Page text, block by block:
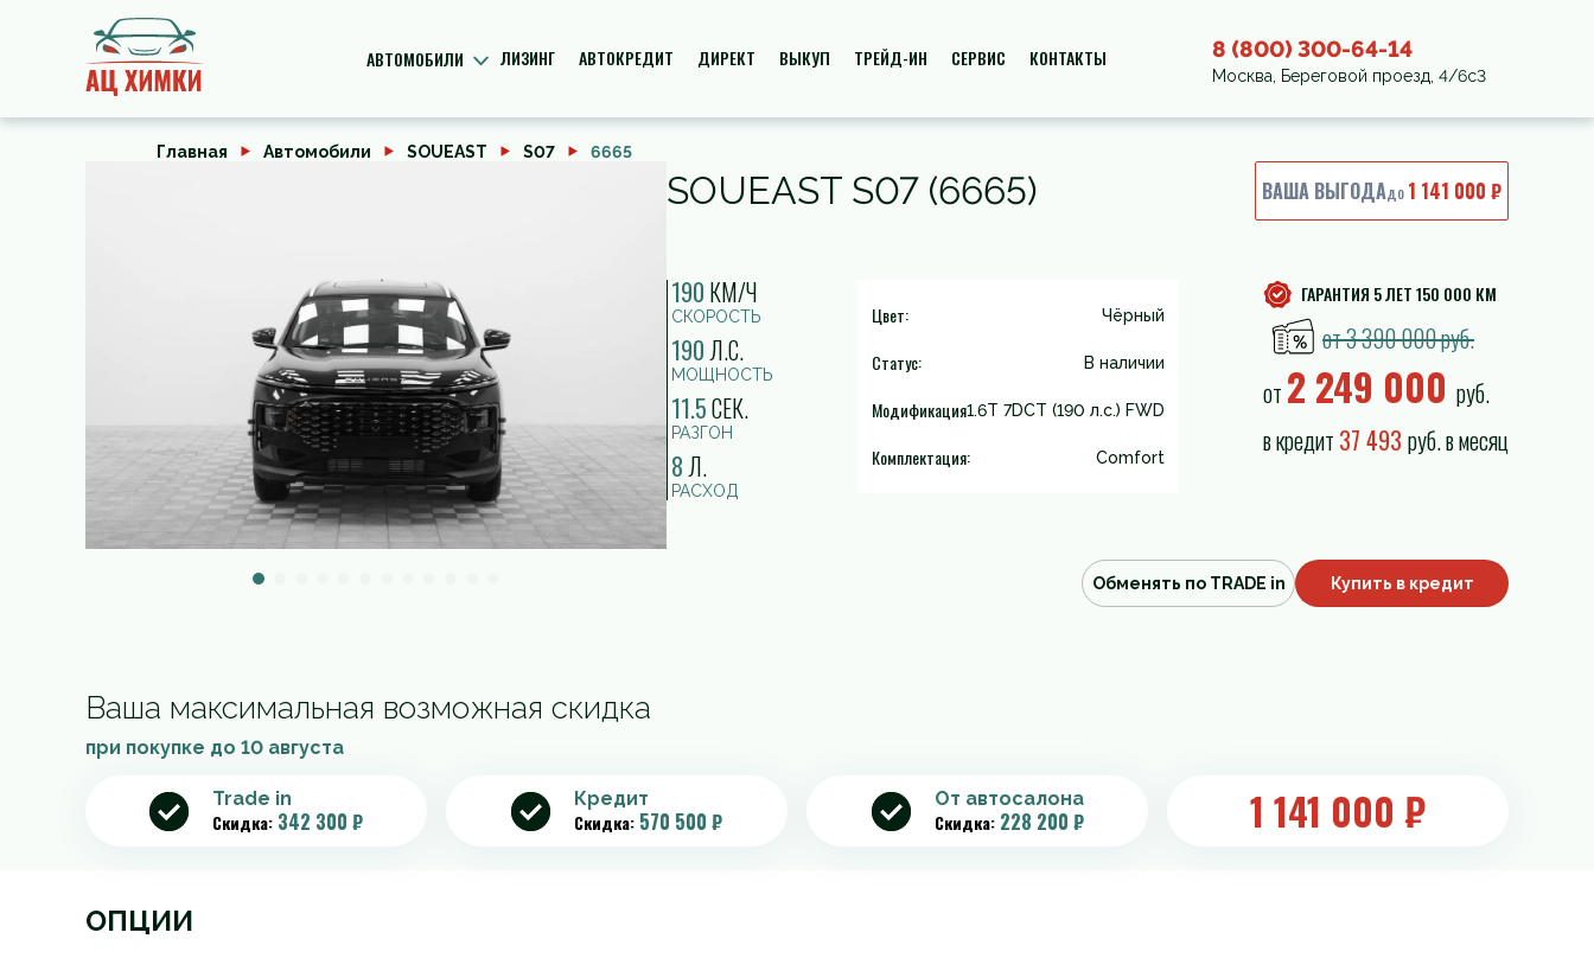
АВТОМОБИЛИ ЛИЗИНГ АВТОКРЕДИТ ДИРЕКТ ВЫКУП ТРЕЙД-ИН СЕРВИС КОНТАКТЫ 8 (800) 300-64-14
Москва, Береговой проезд, 4/6с3
Главная Автомобили SOUEAST S07 6665
SOUEAST S07 (6665) ВАША ВЫГОДАдо1 141 000 ₽
190 КМ/Ч
СКОРОСТЬ
190Л.С.
МОЩНОСТЬ
11.5СЕК.
РАЗГОН
8Л.
РАСХОД
Цвет: Чёрный
Статус: В наличии
Модификация1.6T 7DCT (190 л.с.) FWD
Комплектация: Comfort
ГАРАНТИЯ 5 ЛЕТ 150 000 КМ
от 3 390 000 руб.
от 2 249 000 руб.
в кредит 37 493 руб. в месяц
Обменять по TRADE in Купить в кредит
Ваша максимальная возможная скидка
при покупке до 10 августа
Trade in
Скидка: 342 300 ₽
Кредит
Скидка: 570 500 ₽
От автосалона
Скидка: 228 200 ₽ 1 141 000 ₽
ОПЦИИ